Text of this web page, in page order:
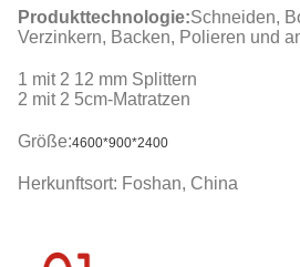
Produkttechnologie:Schneiden,
Verzinkern, Backen, Polieren und
1 mit 2 12 mm Splittern
2 mit 2 5cm-Matratzen
Größe:4600*900*2400
Herkunftsort: Foshan, China